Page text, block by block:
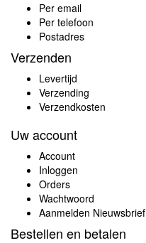
Per email
Per telefoon
Postadres
Verzenden
Levertijd
Verzending
Verzendkosten
Uw account
Account
Inloggen
Orders
Wachtwoord
Aanmelden Nieuwsbrief
Bestellen en betalen